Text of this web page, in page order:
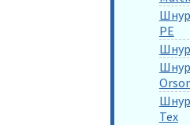
Шнур
PE
Шнур
Tex